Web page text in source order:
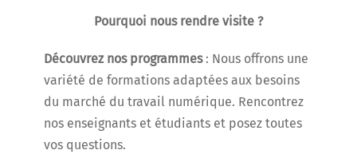
Pourquoi nous rendre visite ?
Découvrez nos programmes: Nous offrons une
variété de formations adaptées aux besoins
du marché du travail numérique. Rencontrez
nos enseignants et étudiants et posez toutes
vos questions.